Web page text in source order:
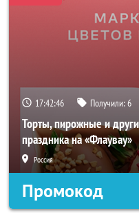
17:42:44 Получили:6
Торты, пирожные и
праздника на «Флаувау»
Россия
Промокод